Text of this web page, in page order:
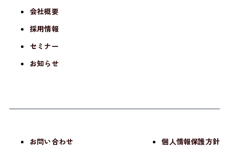
できません。
URL：
また、「ご利用条件」その他の条件を遵守くだ
さい。
合でもティー・イー・エムは一切責任を負いま
2-3
会社概要
採用情報
セミナー
お知らせ
お問い合わせ 個人情報保護方針